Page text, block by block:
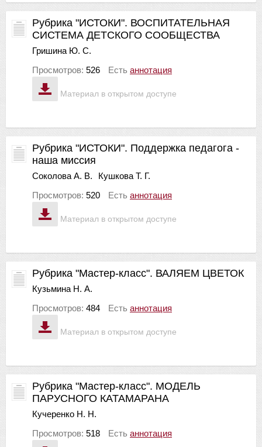
Материал в открытом доступе
Рубрика "ИСТОКИ". ВОСПИТАТЕЛЬНАЯ
СИСТЕМА ДЕТСКОГО СООБЩЕСТВА
Гришина Ю. С.
Просмотров: 526 Есть аннотация
Материал в открытом доступе
Рубрика "ИСТОКИ". Поддержка педагога -
наша миссия
Соколова А. В.
Кушкова Т. Г.
Просмотров: 520 Есть аннотация
Материал в открытом доступе
Рубрика "Мастер-класс". ВАЛЯЕМ ЦВЕТОК
Кузьмина Н. А.
Просмотров: 484 Есть аннотация
Рубрика "Мастер-класс". МОДЕЛЬ
ПАРУСНОГО КАТАМАРАНА
Кучеренко Н. Н.
Просмотров: 518 Есть аннотация